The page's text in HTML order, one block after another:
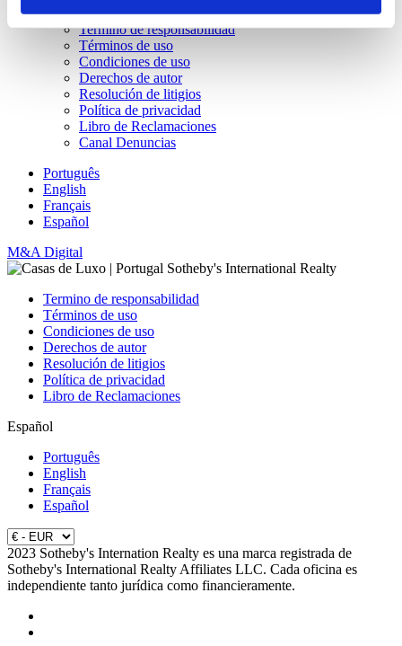
Info Legal
Termino de responsabilidad
Términos de uso
Condiciones de uso
Derechos de autor
Resolución de litigios
Política de privacidad
Libro de Reclamaciones
Canal Denuncias
Português
English
Français
Español
M&A Digital
Termino de responsabilidad
Términos de uso
Condiciones de uso
Derechos de autor
Resolución de litigios
Política de privacidad
Libro de Reclamaciones
Español
Português
English
Français
Español
2023 Sotheby's Internation Realty es una marca registrada de
Sotheby's International Realty Affiliates LLC. Cada oficina es
independiente tanto jurídica como financieramente.